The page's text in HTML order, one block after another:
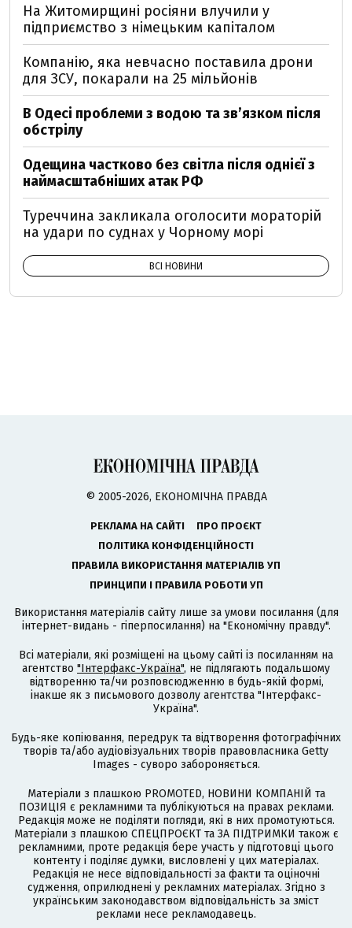
На Житомирщині росіяни влучили у
підприємство з німецьким капіталом
Компанію, яка невчасно поставила дрони
для ЗСУ, покарали на 25 мільйонів
В Одесі проблеми з водою та звʼязком після
обстрілу
Одещина частково без світла після однієї з
наймасштабніших атак РФ
Туреччина закликала оголосити мораторій
на удари по суднах у Чорному морі
ВСІ НОВИНИ
© 2005-2026, ЕКОНОМІЧНА ПРАВДА
РЕКЛАМА НА САЙТІ
ПРО ПРОЄКТ
ПОЛІТИКА КОНФІДЕНЦІЙНОСТІ
ПРАВИЛА ВИКОРИСТАННЯ МАТЕРІАЛІВ УП
ПРИНЦИПИ І ПРАВИЛА РОБОТИ УП
Використання матеріалів сайту лише за умови посилання (для
інтернет-видань - гіперпосилання) на "Економічну правду".
Всі матеріали, які розміщені на цьому сайті із посиланням на
агентство "Інтерфакс-Україна", не підлягають подальшому
відтворенню та/чи розповсюдженню в будь-якій формі,
інакше як з письмового дозволу агентства "Інтерфакс-
Україна".
Будь-яке копіювання, передрук та відтворення фотографічних
творів та/або аудіовізуальних творів правовласника Getty
Images - суворо забороняється.
Матеріали з плашкою PROMOTED, НОВИНИ КОМПАНІЙ та
ПОЗИЦІЯ є рекламними та публікуються на правах реклами.
Редакція може не поділяти погляди, які в них промотуються.
Матеріали з плашкою СПЕЦПРОЄКТ та ЗА ПІДТРИМКИ також є
рекламними, проте редакція бере участь у підготовці цього
контенту і поділяє думки, висловлені у цих матеріалах.
Редакція не несе відповідальності за факти та оціночні
судження, оприлюднені у рекламних матеріалах. Згідно з
українським законодавством відповідальність за зміст
реклами несе рекламодавець.